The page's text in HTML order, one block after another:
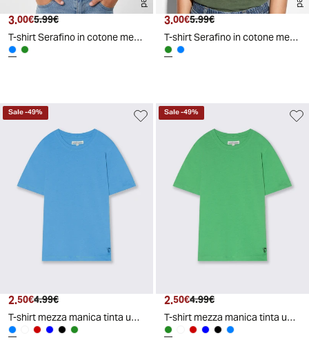
Prezzo attuale
3.00€ Prezzo originale
5.99€
T-shirt Serafino in cotone mezza manica - Azzurro cielo
Prezzo attuale
3.00€ Prezzo originale
5.99€
T-shirt Serafino in cotone mezza manica - Verde salvia
Sale-49%
Prezzo attuale
2.50€ Prezzo originale
4.99€
T-shirt mezza manica tinta unita con stampa - Azzurro
Sale-49%
Prezzo attuale
2.50€ Prezzo originale
4.99€
T-shirt mezza manica tinta unita con stampa - Verde prato